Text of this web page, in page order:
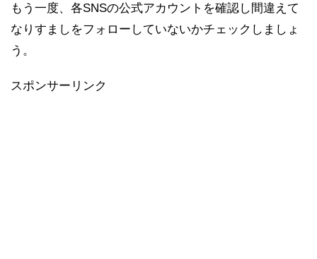
もう一度、各SNSの公式アカウントを確認し間違えて
なりすましをフォローしていないかチェックしましょ
う。
スポンサーリンク